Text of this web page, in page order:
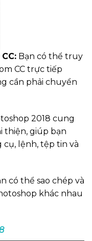
Bạn có thể truy
CC trực tiếp
cần phải chuyển
2018 cung
thiện, giúp bạn
lệnh, tệp tin và
có thể sao chép và
khác nhau